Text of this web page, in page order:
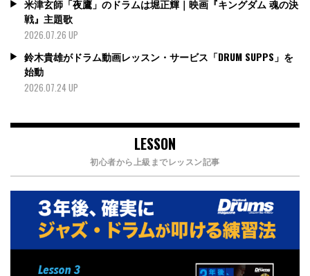
米津玄師「夜鷹」のドラムは堀正輝｜映画『キングダム 魂の決
戦』主題歌
2026.07.26 UP
鈴木貴雄がドラム動画レッスン・サービス「DRUM SUPPS」を
始動
2026.07.24 UP
LESSON
初心者から上級までレッスン記事